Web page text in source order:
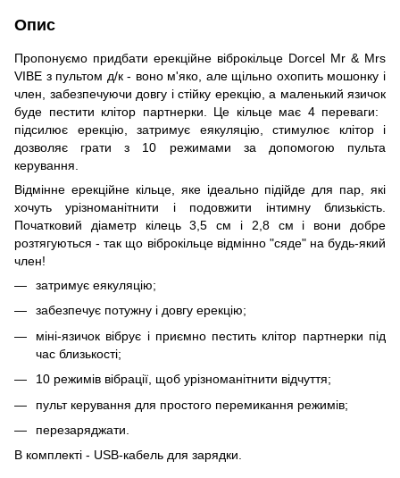
Опис
Пропонуємо придбати ерекційне віброкільце Dorcel Mr & Mrs
VIBE з пультом д/к - воно м'яко, але щільно охопить мошонку і
член, забезпечуючи довгу і стійку ерекцію, а маленький язичок
буде пестити клітор партнерки. Це кільце має 4 переваги: ​​
підсилює ерекцію, затримує еякуляцію, стимулює клітор і
дозволяє грати з 10 режимами за допомогою пульта
керування.
Відмінне ерекційне кільце, яке ідеально підійде для пар, які
хочуть урізноманітнити і подовжити інтимну близькість.
Початковий діаметр кілець 3,5 см і 2,8 см і вони добре
розтягуються - так що віброкільце відмінно "сяде" на будь-який
член!
затримує еякуляцію;
забезпечує потужну і довгу ерекцію;
міні-язичок вібрує і приємно пестить клітор партнерки під
час близькості;
10 режимів вібрації, щоб урізноманітнити відчуття;
пульт керування для простого перемикання режимів;
перезаряджати.
В комплекті - USB-кабель для зарядки.